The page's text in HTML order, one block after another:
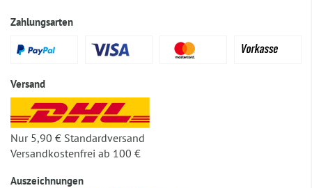
Zahlungsarten
Versand
Nur 5,90 € Standardversand
Versandkostenfrei ab 100 €
Auszeichnungen